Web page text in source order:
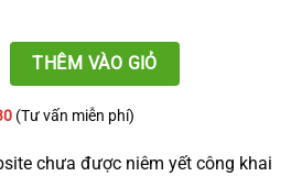
THÊM VÀO GIỎ
(Tư vấn miễn phí)
chưa được niêm yết công khai